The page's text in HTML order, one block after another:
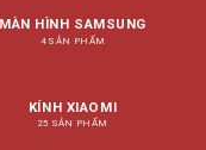
MÀN HÌNH SAMSUNG
4 SẢN PHẨM
KÍNH XIAOMI
25 SẢN PHẨM